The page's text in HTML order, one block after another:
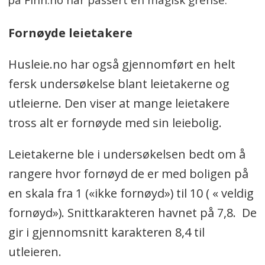
Fornøyde leietakere
Husleie.no har også gjennomført en helt
fersk undersøkelse blant leietakerne og
utleierne. Den viser at mange leietakere
tross alt er fornøyde med sin leiebolig.
Leietakerne ble i undersøkelsen bedt om å
rangere hvor fornøyd de er med boligen på
en skala fra 1 («ikke fornøyd») til 10 ( « veldig
fornøyd»). Snittkarakteren havnet på 7,8. De
gir i gjennomsnitt karakteren 8,4 til
utleieren.